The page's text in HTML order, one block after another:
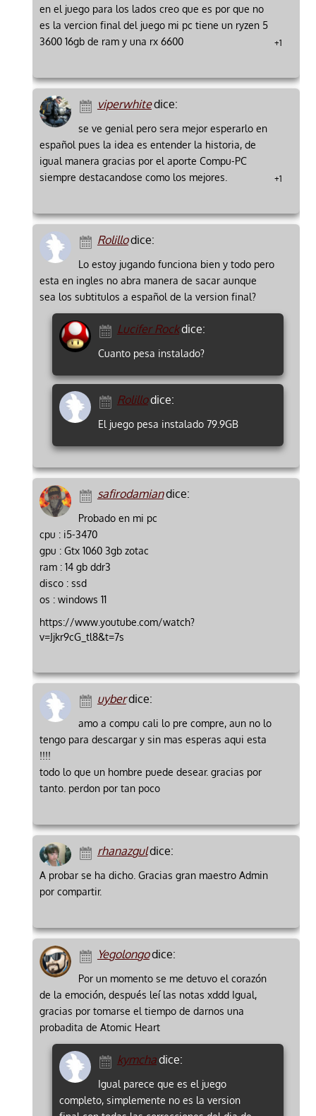
en el juego para los lados creo que es por que no
es la vercion final del juego mi pc tiene un ryzen 5
3600 16gb de ram y una rx 6600
+1
viperwhitedice:
se ve genial pero sera mejor esperarlo en
español pues la idea es entender la historia, de
igual manera gracias por el aporte Compu-PC
siempre destacandose como los mejores.
+1
Rolillodice:
Lo estoy jugando funciona bien y todo pero
esta en ingles no abra manera de sacar aunque
sea los subtitulos a español de la version final?
Lucifer Rockdice:
Cuanto pesa instalado?
Rolillodice:
El juego pesa instalado 79.9GB
safirodamiandice:
Probado en mi pc
cpu : i5-3470
gpu : Gtx 1060 3gb zotac
ram : 14 gb ddr3
disco : ssd
os : windows 11
https://www.youtube.com/watch?
v=Jjkr9cG_tl8&t=7s
uyberdice:
amo a compu cali lo pre compre, aun no lo
tengo para descargar y sin mas esperas aqui esta
!!!!
todo lo que un hombre puede desear. gracias por
tanto. perdon por tan poco
rhanazguldice:
A probar se ha dicho. Gracias gran maestro Admin
por compartir.
Yegolongodice:
Por un momento se me detuvo el corazón
de la emoción, después leí las notas xddd Igual,
gracias por tomarse el tiempo de darnos una
probadita de Atomic Heart
kymchadice:
Igual parece que es el juego
completo, simplemente no es la version